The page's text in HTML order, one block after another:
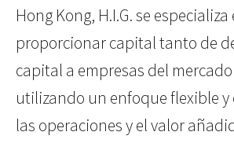
Hong Kong, H.I.G. se especializa
proporcionar capital tanto de
capital a empresas del
utilizando un enfoque flexible y
las operaciones y el valor